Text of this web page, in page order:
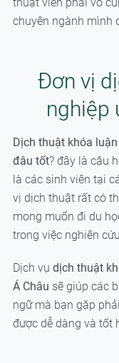
chuyên ngành mình
Đơn vị
nghiệp
Dịch thuật khóa
đâu tốt? đây là câu
là các sinh viên tại
vị dịch thuật rất có
mong muốn đi du
trong việc nghiên
Dịch vụ dịch thuật
Á Châu sẽ giúp các
ngữ mà bạn gặp
được dễ dàng và tốt